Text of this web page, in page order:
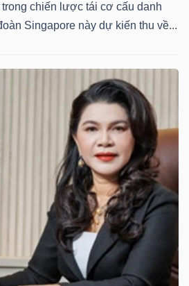
chiến lược tái cơ cấu danh
Singapore này dự kiến thu về...